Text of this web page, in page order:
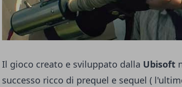
Il gioco creato e sviluppato dalla Ubisoft
successo ricco di prequel e sequel (